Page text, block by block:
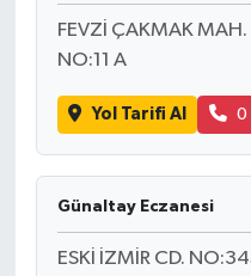
FEVZİ ÇAKMAK
NO:11 A
Yol Tarifi Al 0
Günaltay Eczanesi
ESKİ İZMİR CD.
TİCARET
YAŞAM